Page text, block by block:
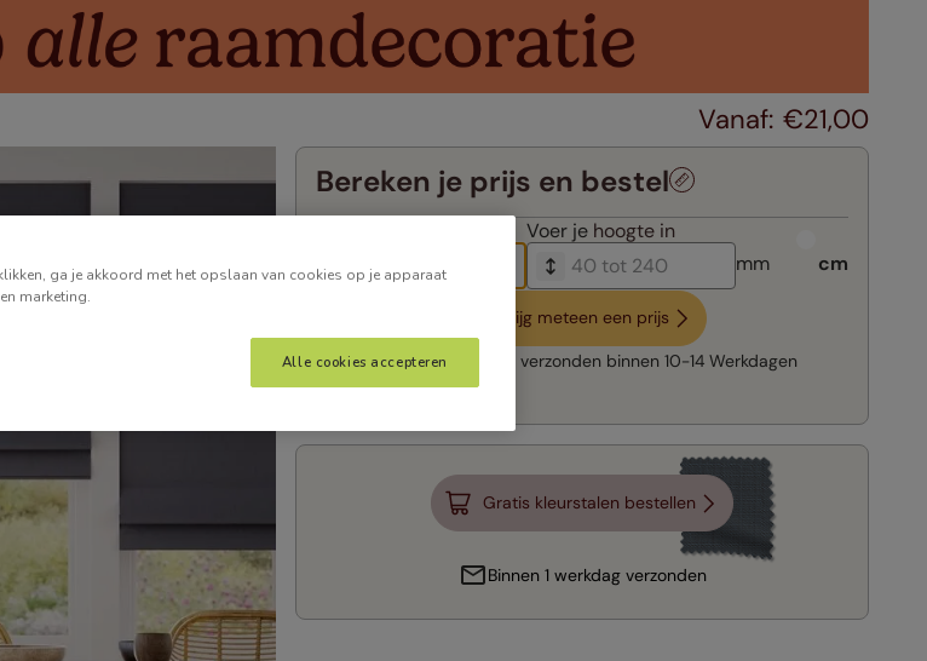
€21,00
Bereken je prijs en bestel
Voer je hoogte in
mm
cm
Krijg meteen een prijs
Snelle levering:
verzonden binnen 10-14 Werkdagen
Gratis kleurstalen bestellen
Binnen 1 werkdag verzonden
ga je akkoord met het opslaan van cookies op je apparaat
marketing.
Alle cookies accepteren